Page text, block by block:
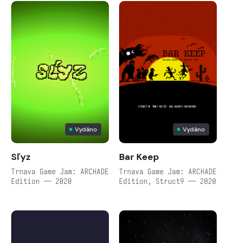
Vydáno
Sľyz
Trnava Game Jam: ARCHADE
Edition — 2020
Vydáno
Bar Keep
Trnava Game Jam: ARCHADE
Edition, Struct9 — 2020